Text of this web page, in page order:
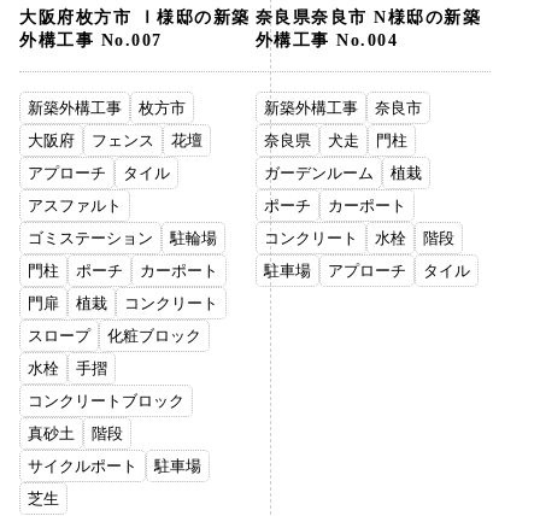
大阪府枚方市 Ⅰ様邸の新築
外構工事 No.007
新築外構工事
枚方市
大阪府
フェンス
花壇
アプローチ
タイル
アスファルト
ゴミステーション
駐輪場
門柱
ポーチ
カーポート
門扉
植栽
コンクリート
スロープ
化粧ブロック
水栓
手摺
コンクリートブロック
真砂土
階段
サイクルポート
駐車場
芝生
奈良県奈良市 N様邸の新築
外構工事 No.004
新築外構工事
奈良市
奈良県
犬走
門柱
ガーデンルーム
植栽
ポーチ
カーポート
コンクリート
水栓
階段
駐車場
アプローチ タイル